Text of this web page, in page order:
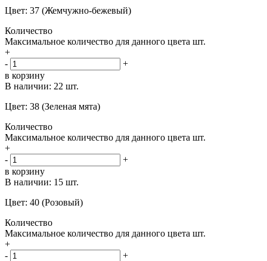
Цвет: 37 (Жемчужно-бежевый)
Количество
Максимальное количество для данного цвета шт.
+
-
+
в корзину
В наличии: 22 шт.
Цвет: 38 (Зеленая мята)
Количество
Максимальное количество для данного цвета шт.
+
-
+
в корзину
В наличии: 15 шт.
Цвет: 40 (Розовый)
Количество
Максимальное количество для данного цвета шт.
+
-
+